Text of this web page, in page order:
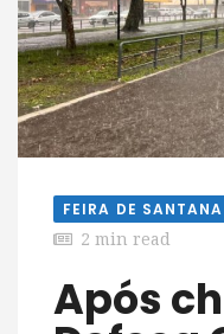
FEIRA DE SANTANA
2 min read
Após chuvas,